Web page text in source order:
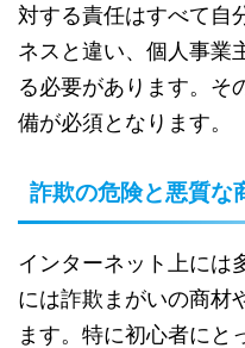
対する責任はすべて自
ネスと違い、個人事業
る必要があります。そ
備が必須となります。
詐欺の危険と悪質な
インターネット上には
には詐欺まがいの商材
ます。特に初心者にと